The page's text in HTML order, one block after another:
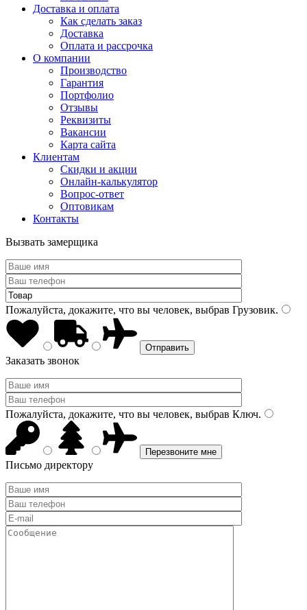
Доставка и оплата
Как сделать заказ
Доставка
Оплата и рассрочка
О компании
Производство
Гарантия
Портфолио
Отзывы
Реквизиты
Вакансии
Карта сайта
Клиентам
Скидки и акции
Онлайн-калькулятор
Вопрос-ответ
Оптовикам
Контакты
Вызвать замерщика
Пожалуйста, докажите, что вы человек, выбрав Грузовик.
Заказать звонок
Пожалуйста, докажите, что вы человек, выбрав Ключ.
Письмо директору